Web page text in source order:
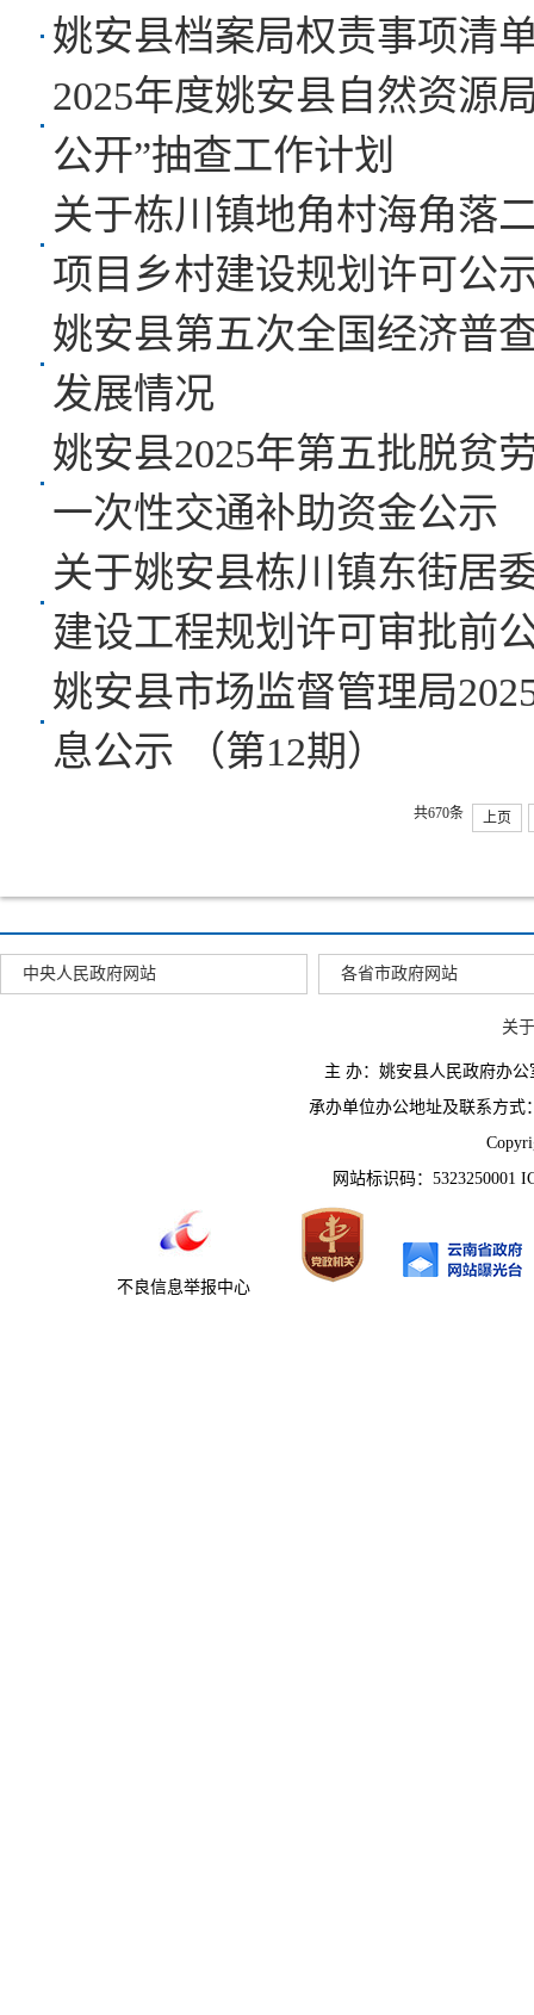
姚安县档案局权责事项清
2025年度姚安县自然资源
公开”抽查工作计划
关于栋川镇地角村海角落
项目乡村建设规划许可公
姚安县第五次全国经济普
发展情况
姚安县2025年第五批脱贫
一次性交通补助资金公示
关于姚安县栋川镇东街居
建设工程规划许可审批前
姚安县市场监督管理局
息公示 （第12期）
共670条 上页
中央人民政府网站 各省市政府网站
关
主 办：姚安县人民政府办
承办单位办公地址及联系方式
网站标识码：5323250001
不良信息举报中心